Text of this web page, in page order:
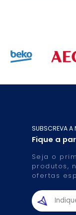
SUBSCREVA A
Fique a
Seja o
produtos,
ofertas